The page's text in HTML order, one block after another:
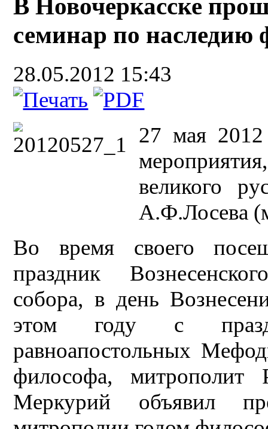
В Новочеркасске
семинар по
28.05.2012 15:43
27 мая 2012
великого
А.Ф.Лосева
Во время своего
праздник
собора, в день
этом году с
равноапостольных
философа, митрополит
Меркурий объявил